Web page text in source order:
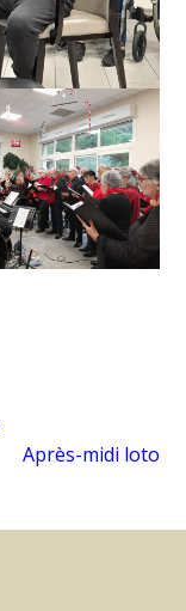
Après-midi loto